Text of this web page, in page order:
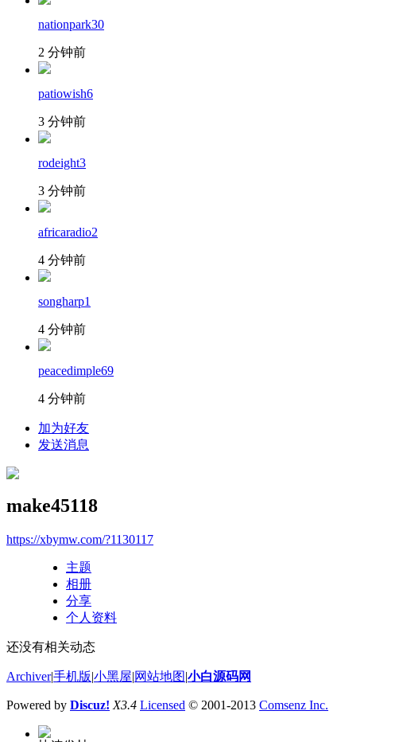
nationpark30
2 分钟前
patiowish6
3 分钟前
rodeight3
3 分钟前
africaradio2
4 分钟前
songharp1
4 分钟前
peacedimple69
4 分钟前
加为好友
发送消息
make45118
https://xbymw.com/?1130117
主题
相册
分享
个人资料
还没有相关动态
Archiver|手机版|小黑屋|网站地图|小白源码网
Powered by Discuz! X3.4 Licensed © 2001-2013 Comsenz Inc.